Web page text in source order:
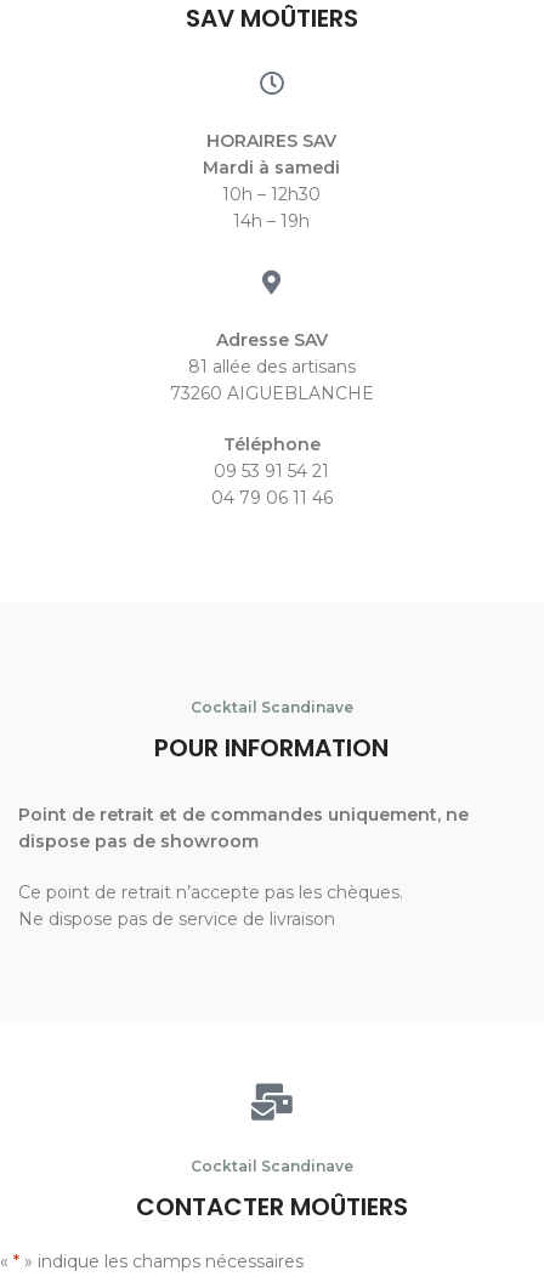
SAV MOÛTIERS
HORAIRES SAV
Mardi à samedi
10h – 12h30
14h – 19h
Adresse SAV
81 allée des artisans
73260 AIGUEBLANCHE
Téléphone
09 53 91 54 21
04 79 06 11 46
Cocktail Scandinave
POUR INFORMATION
Point de retrait et de commandes uniquement, ne
dispose pas de showroom
Ce point de retrait n’accepte pas les chèques.
Ne dispose pas de service de livraison
Cocktail Scandinave
CONTACTER MOÛTIERS
« * » indique les champs nécessaires